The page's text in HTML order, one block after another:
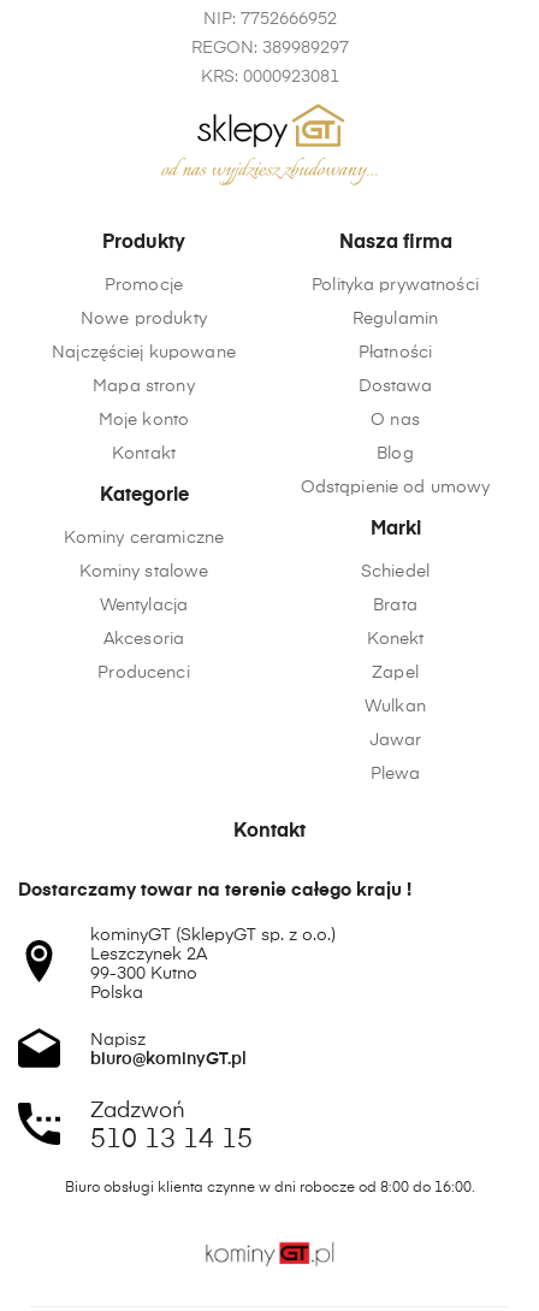
NIP: 7752666952
REGON: 389989297
KRS: 0000923081
Produkty
Promocje
Nowe produkty
Najczęściej kupowane
Mapa strony
Moje konto
Kontakt
Kategorie
Kominy ceramiczne
Kominy stalowe
Wentylacja
Akcesoria
Producenci
Nasza firma
Polityka prywatności
Regulamin
Płatności
Dostawa
O nas
Blog
Odstąpienie od umowy
Marki
Schiedel
Brata
Konekt
Zapel
Wulkan
Jawar
Plewa
Kontakt
Dostarczamy towar na terenie całego kraju !
kominyGT (SklepyGT sp. z o.o.)
Leszczynek 2A
99-300 Kutno
Polska
Napisz
biuro@kominyGT.pl
Zadzwoń
510 13 14 15
Biuro obsługi klienta czynne w dni robocze od 8:00 do 16:00.